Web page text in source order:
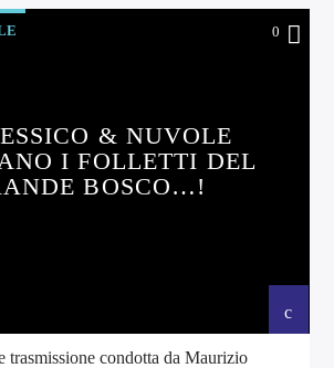
0
& NUVOLE
I FOLLETTI DEL
BOSCO…!
trasmissione condotta da Maurizio